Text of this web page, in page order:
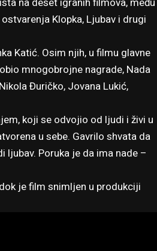
Klopka, Ljubav i drugi
Katić. Osim njih, u filmu glavne
mnogobrojne nagrade, Nada
Đuričko, Jovana Lukić,
koji se odvojio od ljudi i živi u
u sebe. Gavrilo shvata da
Poruka je da ima nade –
je film snimljen u produkciji